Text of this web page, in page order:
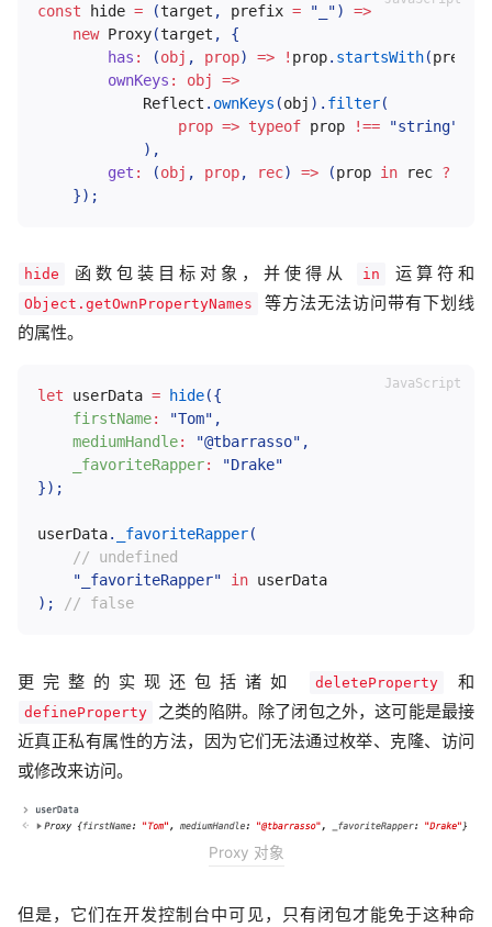
const hide = (target , prefix = "_")
=>
new Proxy(target ,
{
has : (obj , prop) => ! prop. startsWith(prefix
ownKeys : obj
=>
            Reflect
. ownKeys (obj ) . filter(
prop => typeof prop !== "string"
) ,
get : (obj , prop, rec) => (prop in rec ?
}) ;
hide 函数包装目标对象，并使得从 in 运算符和
Object.getOwnPropertyNames
等方法无法访问带有下划线
的属性。
let userData = hide({
firstName: "Tom" ,
mediumHandle: "@tbarrasso" ,
_favoriteRapper:
"Drake"
}) ;
userData. _favoriteRapper(
// undefined
"_favoriteRapper"
in
) ; // false
更完整的实现还包括诸如 deleteProperty 和
defineProperty
之类的陷阱。除了闭包之外，这可能是最接
近真正私有属性的方法，因为它们无法通过枚举、克隆、访问
或修改来访问。
Proxy 对象
但是，它们在开发控制台中可见，只有闭包才能免于这种命